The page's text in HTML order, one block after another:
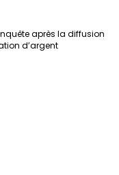
après la diffusion
d’argent